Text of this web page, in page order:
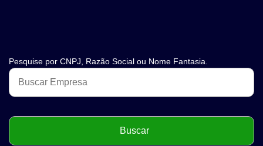
Pesquise por CNPJ, Razão Social ou Nome Fantasia.